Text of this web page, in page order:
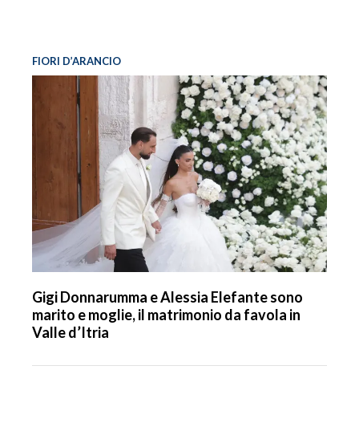
FIORI D’ARANCIO
Gigi Donnarumma e Alessia Elefante sono
marito e moglie, il matrimonio da favola in
Valle d’Itria